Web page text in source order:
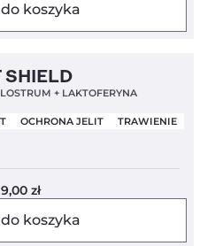
koszyka
SHIELD
+ LAKTOFERYNA
OCHRONA JELIT TRAWIENIE
zł
koszyka